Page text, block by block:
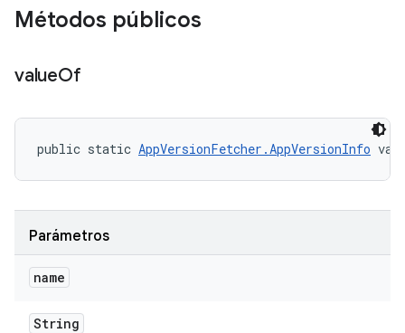
Métodos públicos
valueOf
public static AppVersionFetcher.AppVersionInfo
Parámetros
name
String